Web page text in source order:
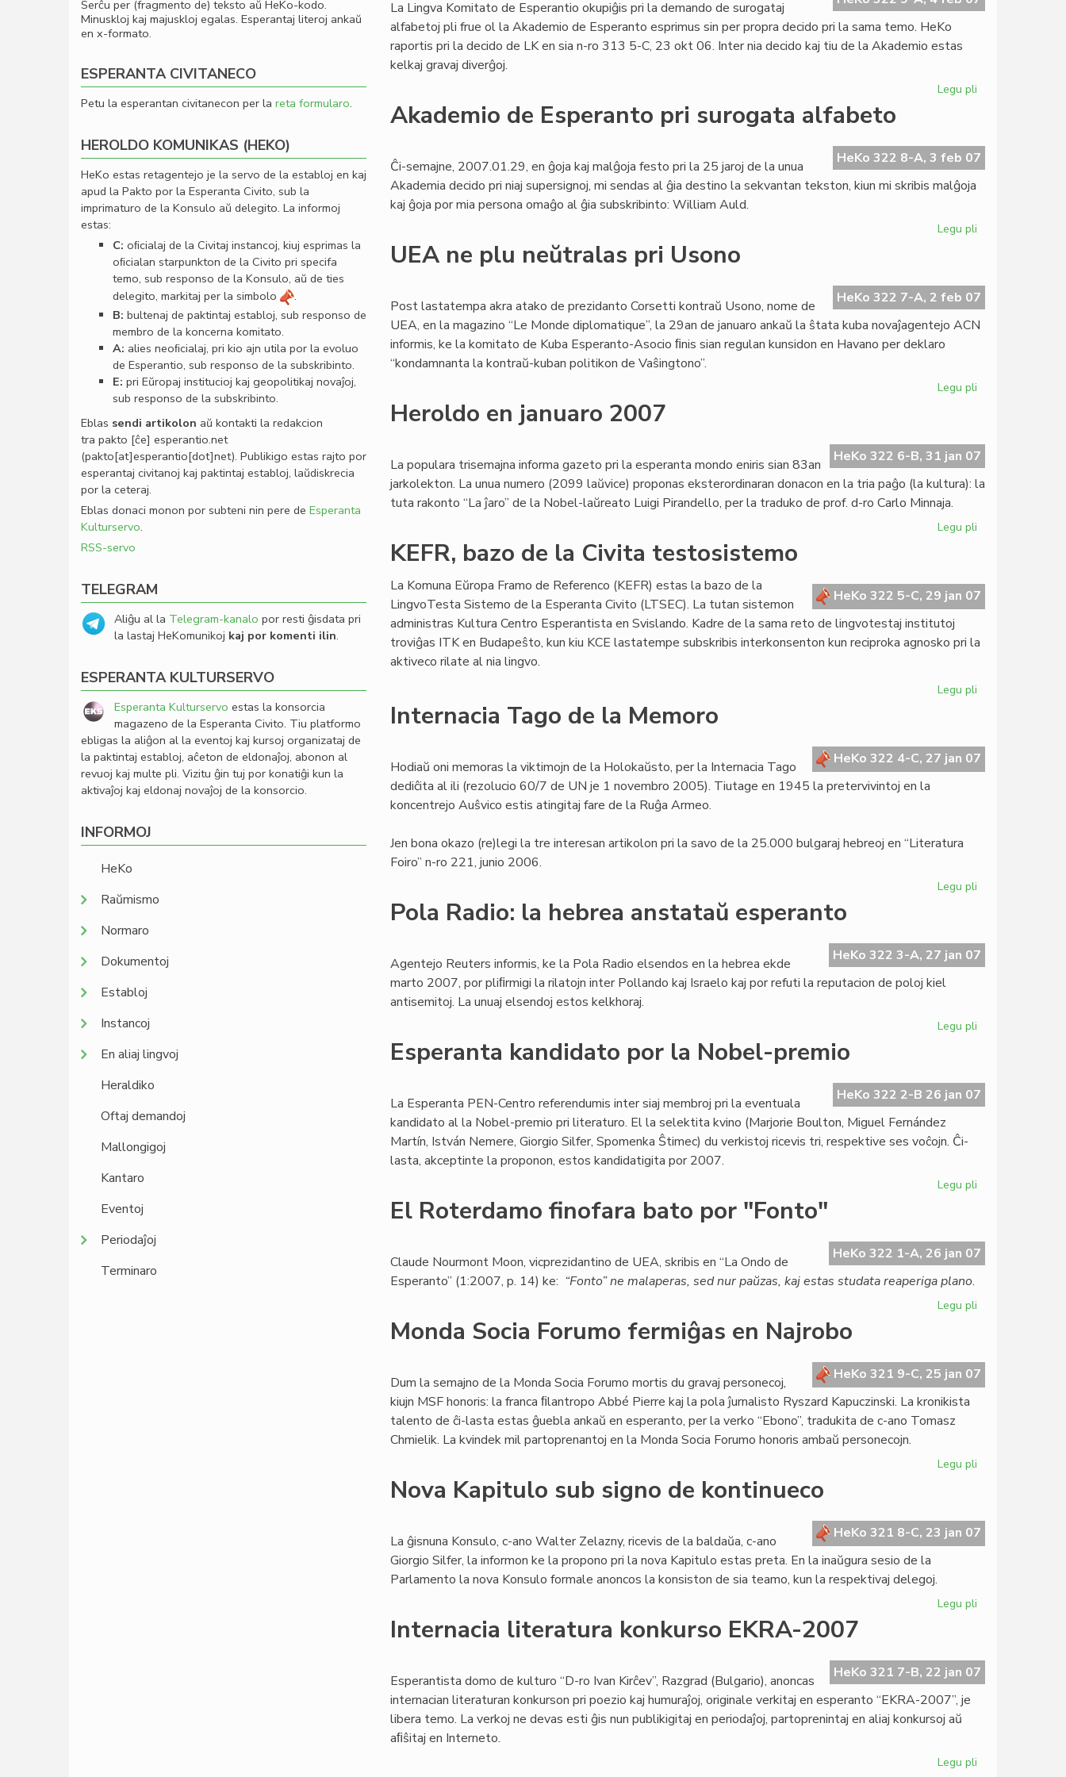
La Lingva Komitato de Esperantio okupiĝis pri la demando de surogataj
alfabetoj pli frue ol la Akademio de Esperanto esprimus sin per propra decido pri la sama temo. HeKo
raportis pri la decido de LK en sia n-ro 313 5-C, 23 okt 06. Inter nia decido kaj tiu de la Akademio estas
kelkaj gravaj diverĝoj.
Legu pli
Fundamenta
interpreto
Akademio de Esperanto pri surogata alfabeto
HeKo 322 8-A, 3 feb 07
Ĉi-semajne, 2007.01.29, en ĝoja kaj malĝoja festo pri la 25 jaroj de la unua
Akademia decido pri niaj supersignoj, mi sendas al ĝia destino la sekvantan tekston, kiun mi skribis malĝoja
kaj ĝoja por mia persona omaĝo al ĝia subskribinto: William Auld.
Legu pli
pri
surogata
alfabeto
UEA ne plu neŭtralas pri Usono
HeKo 322 7-A, 2 feb 07
Post lastatempa akra atako de prezidanto Corsetti kontraŭ Usono, nome de
UEA, en la magazino “Le Monde diplomatique”, la 29an de januaro ankaŭ la ŝtata kuba novaĵagentejo ACN
informis, ke la komitato de Kuba Esperanto-Asocio ﬁnis sian regulan kunsidon en Havano per deklaro
“kondamnanta la kontraŭ-kuban politikon de Vaŝingtono”.
Legu pli
neŭtralas
pri
Usono
Heroldo en januaro 2007
HeKo 322 6-B, 31 jan 07
La populara trisemajna informa gazeto pri la esperanta mondo eniris sian 83an
jarkolekton. La unua numero (2099 laŭvice) proponas eksterordinaran donacon en la tria paĝo (la kultura): la
tuta rakonto “La ĵaro” de la Nobel-laŭreato Luigi Pirandello, per la traduko de prof. d-ro Carlo Minnaja.
Legu pli
2007
KEFR, bazo de la Civita testosistemo
HeKo 322 5-C, 29 jan 07
La Komuna Eŭropa Framo de Referenco (KEFR) estas la bazo de la
LingvoTesta Sistemo de la Esperanta Civito (LTSEC). La tutan sistemon
administras Kultura Centro Esperantista en Svislando. Kadre de la sama reto de lingvotestaj institutoj
troviĝas ITK en Budapeŝto, kun kiu KCE lastatempe subskribis interkonsenton kun reciproka agnosko pri la
aktiveco rilate al nia lingvo.
Legu pli
la
Civita
Internacia Tago de la Memoro
HeKo 322 4-C, 27 jan 07
Hodiaŭ oni memoras la viktimojn de la Holokaŭsto, per la Internacia Tago
dediĉita al ili (rezolucio 60/7 de UN je 1 novembro 2005). Tiutage en 1945 la pretervivintoj en la
koncentrejo Auŝvico estis atingitaj fare de la Ruĝa Armeo.
Jen bona okazo (re)legi la tre interesan artikolon pri la savo de la 25.000 bulgaraj hebreoj en “Literatura
Foiro” n-ro 221, junio 2006.
Legu pli
la
Memoro
Pola Radio: la hebrea anstataŭ esperanto
HeKo 322 3-A, 27 jan 07
Agentejo Reuters informis, ke la Pola Radio elsendos en la hebrea ekde
marto 2007, por pliﬁrmigi la rilatojn inter Pollando kaj Israelo kaj por refuti la reputacion de poloj kiel
antisemitoj. La unuaj elsendoj estos kelkhoraj.
Legu pli
hebrea
anstataŭ
Esperanta kandidato por la Nobel-premio
HeKo 322 2-B 26 jan 07
La Esperanta PEN-Centro referendumis inter siaj membroj pri la eventuala
kandidato al la Nobel-premio pri literaturo. El la selektita kvino (Marjorie Boulton, Miguel Fernández
Martín, István Nemere, Giorgio Silfer, Spomenka Ŝtimec) du verkistoj ricevis tri, respektive ses voĉojn. Ĉi-
lasta, akceptinte la proponon, estos kandidatigita por 2007.
Legu pli
la
Nobel-
El Roterdamo finofara bato por "Fonto"
HeKo 322 1-A, 26 jan 07
Claude Nourmont Moon, vicprezidantino de UEA, skribis en “La Ondo de
Esperanto” (1:2007, p. 14) ke: “Fonto” ne malaperas, sed nur paŭzas, kaj estas studata reaperiga plano.
Legu pli
bato
por
Monda Socia Forumo fermiĝas en Najrobo
HeKo 321 9-C, 25 jan 07
Dum la semajno de la Monda Socia Forumo mortis du gravaj personecoj,
kiujn MSF honoris: la franca ﬁlantropo Abbé Pierre kaj la pola ĵurnalisto Ryszard Kapuczinski. La kronikista
talento de ĉi-lasta estas ĝuebla ankaŭ en esperanto, per la verko “Ebono”, tradukita de c-ano Tomasz
Chmielik. La kvindek mil partoprenantoj en la Monda Socia Forumo honoris ambaŭ personecojn.
Legu pli
fermiĝas
en
Nova Kapitulo sub signo de kontinueco
HeKo 321 8-C, 23 jan 07
La ĝisnuna Konsulo, c-ano Walter Zelazny, ricevis de la baldaŭa, c-ano
Giorgio Silfer, la informon ke la propono pri la nova Kapitulo estas preta. En la inaŭgura sesio de la
Parlamento la nova Konsulo formale anoncos la konsiston de sia teamo, kun la respektivaj delegoj.
Legu pli
signo
de
Internacia literatura konkurso EKRA-2007
HeKo 321 7-B, 22 jan 07
Esperantista domo de kulturo “D-ro Ivan Kirĉev”, Razgrad (Bulgario), anoncas
internacian literaturan konkurson pri poezio kaj humuraĵoj, originale verkitaj en esperanto “EKRA-2007”, je
libera temo. La verkoj ne devas esti ĝis nun publikigitaj en periodaĵoj, partoprenintaj en aliaj konkursoj aŭ
aﬁŝitaj en Interneto.
Legu pli
Serĉu per (fragmento de) teksto aŭ HeKo-kodo.
Minuskloj kaj majuskloj egalas. Esperantaj literoj ankaŭ
en x-formato.
ESPERANTA CIVITANECO
Petu la esperantan civitanecon per la reta formularo.
HEROLDO KOMUNIKAS (HEKO)
HeKo estas retagentejo je la servo de la establoj en kaj
apud la Pakto por la Esperanta Civito, sub la
imprimaturo de la Konsulo aŭ delegito. La informoj
estas:
C: oﬁcialaj de la Civitaj instancoj, kiuj esprimas la
oﬁcialan starpunkton de la Civito pri specifa
temo, sub responso de la Konsulo, aŭ de ties
delegito, markitaj per la simbolo
.
B: bultenaj de paktintaj establoj, sub responso de
membro de la koncerna komitato.
A: alies neoﬁcialaj, pri kio ajn utila por la evoluo
de Esperantio, sub responso de la subskribinto.
E: pri Eŭropaj institucioj kaj geopolitikaj novaĵoj,
sub responso de la subskribinto.
Eblas sendi artikolon aŭ kontakti la redakcion
tra pakto [ĉe] esperantio.net
(pakto[at]esperantio[dot]net). Publikigo estas rajto por
esperantaj civitanoj kaj paktintaj establoj, laŭdiskrecia
por la ceteraj.
Eblas donaci monon por subteni nin pere de Esperanta
Kulturservo.
RSS-servo
TELEGRAM
Aliĝu al la Telegram-kanalo por resti ĝisdata pri
la lastaj HeKomunikoj kaj por komenti ilin.
ESPERANTA KULTURSERVO
Esperanta Kulturservo estas la konsorcia
magazeno de la Esperanta Civito. Tiu platformo
ebligas la aliĝon al la eventoj kaj kursoj organizataj de
la paktintaj establoj, aĉeton de eldonaĵoj, abonon al
revuoj kaj multe pli. Vizitu ĝin tuj por konatiĝi kun la
aktivaĵoj kaj eldonaj novaĵoj de la konsorcio.
INFORMOJ
HeKo
Raŭmismo
Normaro
Dokumentoj
Establoj
Instancoj
En aliaj lingvoj
Heraldiko
Oftaj demandoj
Mallongigoj
Kantaro
Eventoj
Periodaĵoj
Terminaro